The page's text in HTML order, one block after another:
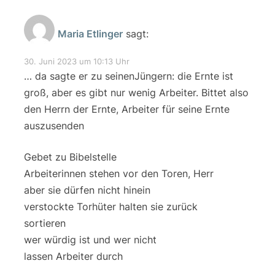
Maria Etlinger sagt:
30. Juni 2023 um 10:13 Uhr
… da sagte er zu seinenJüngern: die Ernte ist
groß, aber es gibt nur wenig Arbeiter. Bittet also
den Herrn der Ernte, Arbeiter für seine Ernte
auszusenden
Gebet zu Bibelstelle
Arbeiterinnen stehen vor den Toren, Herr
aber sie dürfen nicht hinein
verstockte Torhüter halten sie zurück
sortieren
wer würdig ist und wer nicht
lassen Arbeiter durch